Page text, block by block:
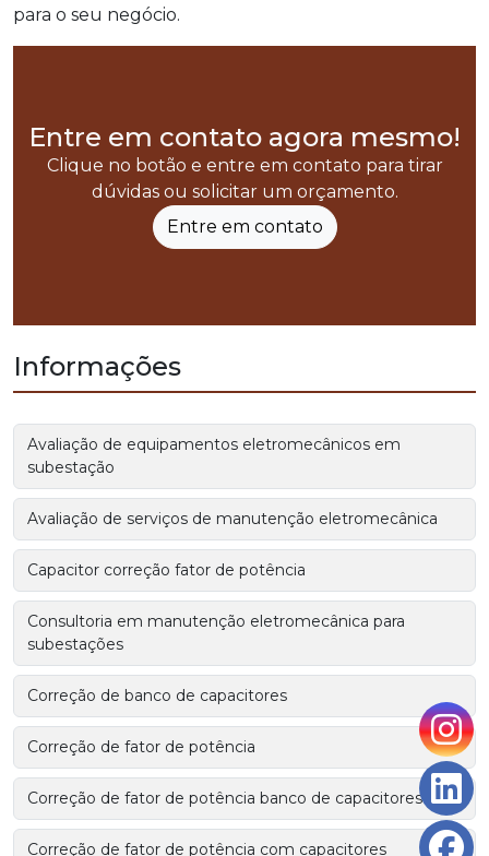
para o seu negócio.
Entre em contato agora mesmo!
Clique no botão e entre em contato para tirar
dúvidas ou solicitar um orçamento.
Entre em contato
Informações
Avaliação de equipamentos eletromecânicos em
subestação
Avaliação de serviços de manutenção eletromecânica
Capacitor correção fator de potência
Consultoria em manutenção eletromecânica para
subestações
Correção de banco de capacitores
Correção de fator de potência
Correção de fator de potência banco de capacitores
Correção de fator de potência com capacitores